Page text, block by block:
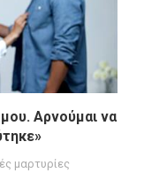
Αρνούμαι να
μαρτυρίες